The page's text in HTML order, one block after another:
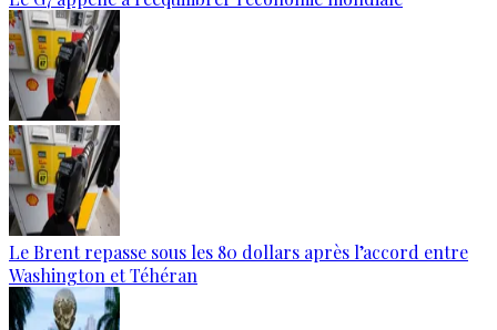
Le Brent repasse sous les 80 dollars après l’accord entre
Washington et Téhéran